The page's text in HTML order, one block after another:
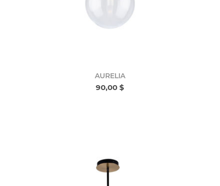
AURELIA
90,00 $